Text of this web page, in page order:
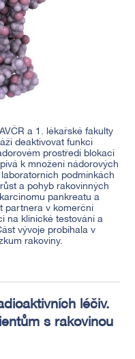
a 1. lékařské fakulty
deaktivovat funkci
prostředí blokací
k množení nádorových
podmínkách
a pohyb rakovinných
pankreatu a
partnera v komerční
na klinické testování a
vývoje probíhala v
rakoviny.
léčiv.
s rakovinou